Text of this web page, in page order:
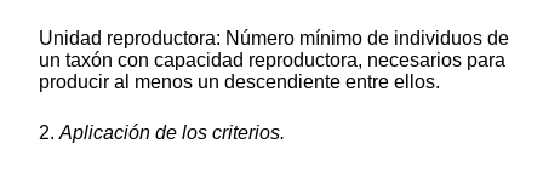
Unidad reproductora: Número mínimo de individuos de
un taxón con capacidad reproductora, necesarios para
producir al menos un descendiente entre ellos.
2. Aplicación de los criterios.